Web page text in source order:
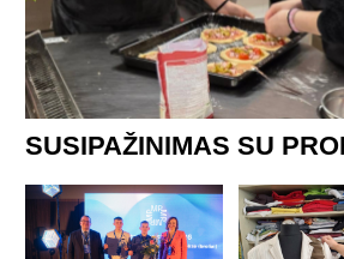
SUSIPAŽINIMAS SU